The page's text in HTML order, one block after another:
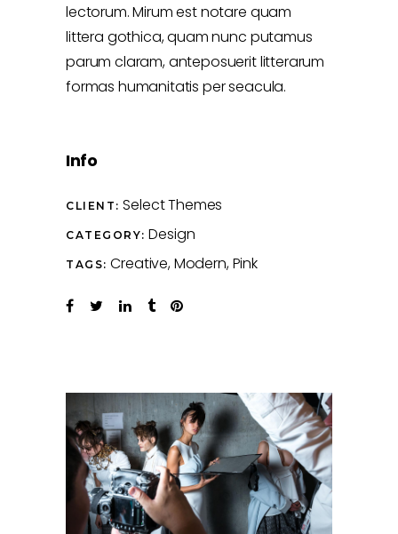
lectorum. Mirum est notare quam
littera gothica, quam nunc putamus
parum claram, anteposuerit litterarum
formas humanitatis per seacula.
Info
CLIENT: Select Themes
CATEGORY: Design
TAGS: Creative Modern Pink